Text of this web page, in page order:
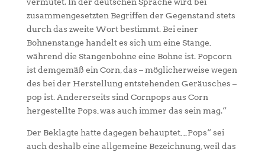
zusammengesetzten Begriffen der Gegenstand stets
durch das zweite Wort bestimmt. Bei einer
Bohnenstange handelt es sich um eine Stange,
während die Stangenbohne eine Bohne ist. Popcorn
ist demgemäß ein Corn, das – möglicherweise wegen
des bei der Herstellung entstehenden Geräusches –
pop ist. Andererseits sind Cornpops aus Corn
hergestellte Pops, was auch immer das sein mag.“
Der Beklagte hatte dagegen behauptet, „Pops“ sei
auch deshalb eine allgemeine Bezeichnung, weil das